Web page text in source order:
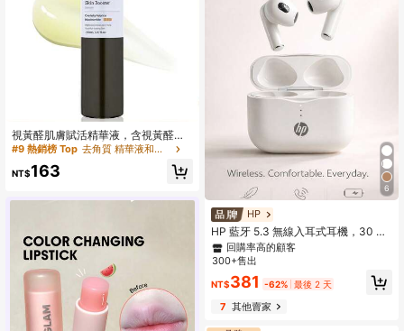
視黃醛肌膚賦活精華液，含視黃醛、
菸鹼醯胺、積雪草 | 適合暗沉不均膚
質的保濕臉部與身體精華液，適用所
有膚質
#9 熱銷榜 Top 去角質 精華液和臉部護理
NT$163
6
HP
HP 藍牙 5.3 無線入耳式耳機，30 小
時續航，USB-C 充電，附麥克風，相
容 iOS 與 Android
#4 熱銷榜 Top 在 無線耳塞
回購率高的顧客
#4 熱銷榜 Top 在 無線耳塞
回購率高的顧客
#4 熱銷榜 Top 在 無線耳塞
回購率高的顧客
#4 熱銷榜 Top
回購率高的顧客
300+售出
NT$381 -62% 最後 2 天
7 其他賣家